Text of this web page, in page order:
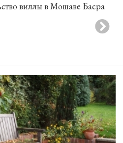
виллы в Мошаве Басра